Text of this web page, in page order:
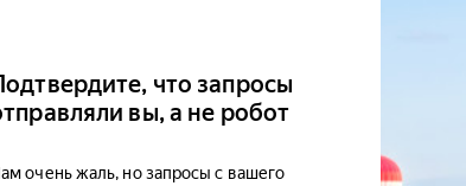
что запросы
вы, а не робот
очень жаль, но запросы с вашего